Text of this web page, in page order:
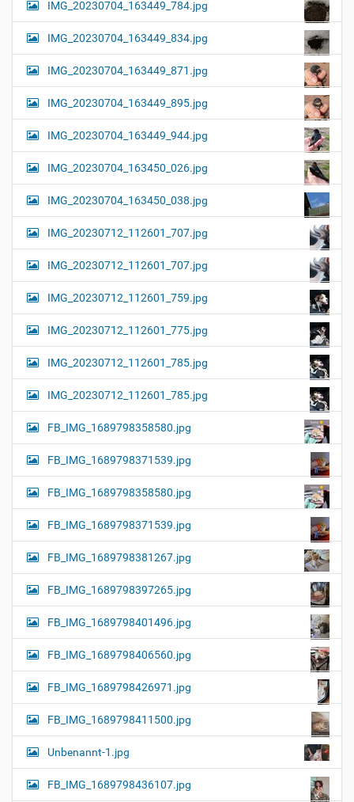
IMG_20230704_163449_784.jpg
IMG_20230704_163449_834.jpg
IMG_20230704_163449_871.jpg
IMG_20230704_163449_895.jpg
IMG_20230704_163449_944.jpg
IMG_20230704_163450_026.jpg
IMG_20230704_163450_038.jpg
IMG_20230712_112601_707.jpg
IMG_20230712_112601_707.jpg
IMG_20230712_112601_759.jpg
IMG_20230712_112601_775.jpg
IMG_20230712_112601_785.jpg
IMG_20230712_112601_785.jpg
FB_IMG_1689798358580.jpg
FB_IMG_1689798371539.jpg
FB_IMG_1689798358580.jpg
FB_IMG_1689798371539.jpg
FB_IMG_1689798381267.jpg
FB_IMG_1689798397265.jpg
FB_IMG_1689798401496.jpg
FB_IMG_1689798406560.jpg
FB_IMG_1689798426971.jpg
FB_IMG_1689798411500.jpg
Unbenannt-1.jpg
FB_IMG_1689798436107.jpg